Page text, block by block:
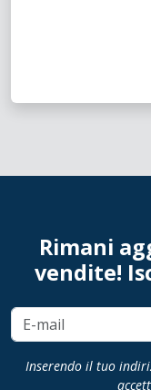
Rimani
vendite!
Inserendo il tuo